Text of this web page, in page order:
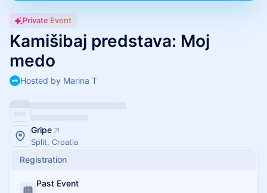
Private Event
Kamišibaj predstava: Moj
medo
Hosted by Marina T
Gripe
Split, Croatia
Registration
Past Event